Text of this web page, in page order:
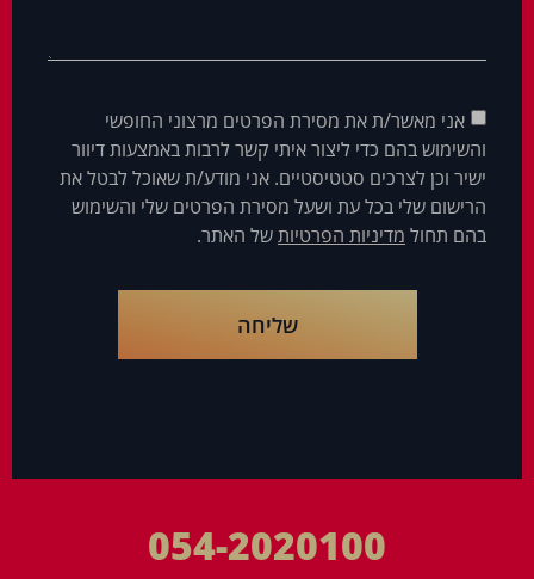
אני מאשר/ת את מסירת הפרטים מרצוני החופשי
והשימוש בהם כדי ליצור איתי קשר לרבות באמצעות דיוור
ישיר וכן לצרכים סטטיסטיים. אני מודע/ת שאוכל לבטל את
הרישום שלי בכל עת ושעל מסירת הפרטים שלי והשימוש
בהם תחול מדיניות הפרטיות של האתר.
שליחה
054-2020100